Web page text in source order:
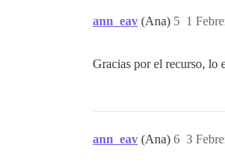
ann_eav (Ana) 1
5
Gracias por el recurso, lo
ann_eav (Ana) 3
6